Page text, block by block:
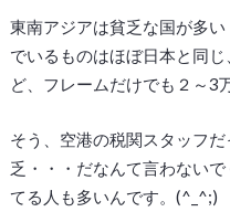
東南アジアは貧乏な国が多
でいるものはほぼ日本と同
ど、フレームだけでも２～3
そう、空港の税関スタッフ
乏・・・だなんて言わない
てる人も多いんです。(^_^;)